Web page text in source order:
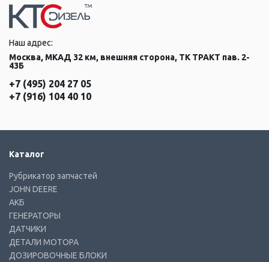
Наш адрес:
Москва, МКАД 32 км, внешняя сторона, ТК ТРАКТ пав. 2-
43Б
+7 (495) 204 27 05
+7 (916) 104 40 10
Каталог
Рубрикатор запчастей
JOHN DEERE
АКБ
ГЕНЕРАТОРЫ
ДАТЧИКИ
ДЕТАЛИ МОТОРА
ДОЗИРОВОЧНЫЕ БЛОКИ